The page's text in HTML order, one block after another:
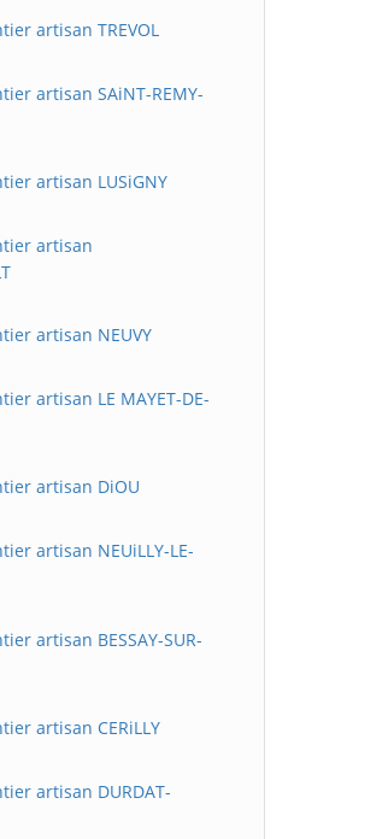
artisan TREVOL
artisan SAiNT-REMY-
artisan LUSiGNY
artisan
artisan NEUVY
artisan LE MAYET-DE-
artisan DiOU
artisan NEUiLLY-LE-
artisan BESSAY-SUR-
artisan CERiLLY
artisan DURDAT-